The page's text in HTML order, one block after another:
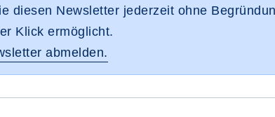
diesen Newsletter jederzeit ohne
Klick ermöglicht.
abmelden.